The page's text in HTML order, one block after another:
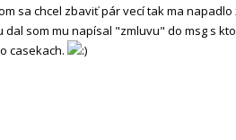
sa chcel zbaviť pár vecí tak ma
som mu napísal "zmluvu" do msg s
casekach.